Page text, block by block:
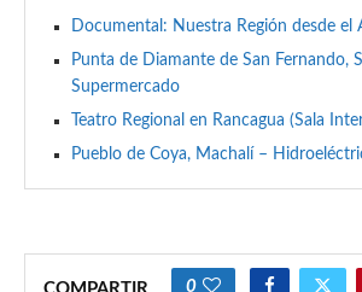
Documental: Nuestra Región desde el
Punta de Diamante de San Fernando,
Supermercado
Teatro Regional en Rancagua (Sala
Pueblo de Coya, Machalí –
0